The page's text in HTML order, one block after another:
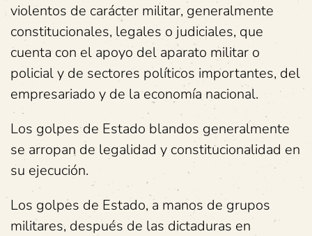
violentos de carácter militar, generalmente
constitucionales, legales o judiciales, que
cuenta con el apoyo del aparato militar o
policial y de sectores políticos importantes, del
empresariado y de la economía nacional.
Los golpes de Estado blandos generalmente
se arropan de legalidad y constitucionalidad en
su ejecución.
Los golpes de Estado, a manos de grupos
militares, después de las dictaduras en